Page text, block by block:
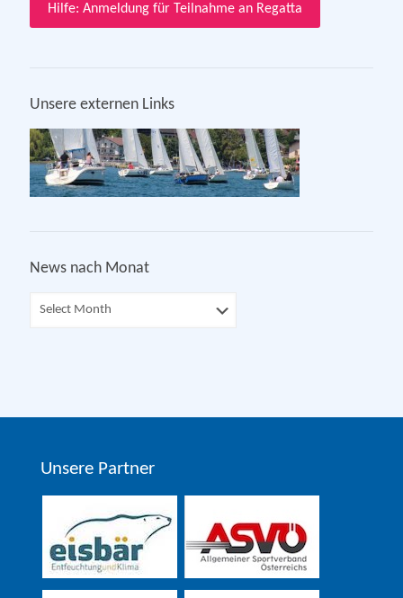
Hilfe: Anmeldung für Teilnahme an Regatta
Unsere externen Links
News nach Monat
Unsere Partner